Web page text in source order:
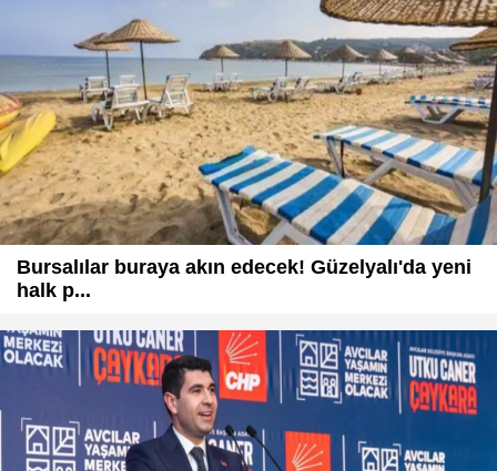
Bursalılar buraya akın edecek! Güzelyalı'da yeni
halk p...